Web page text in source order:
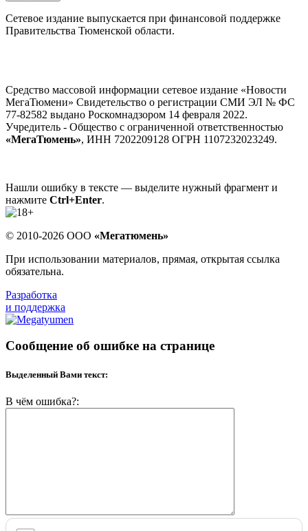
Сетевое издание выпускается при финансовой поддержке
Правительства Тюменской области.
Средство массовой информации сетевое издание «Новости
МегаТюмени» Свидетельство о регистрации СМИ ЭЛ № ФС
77-82582 выдано Роскомнадзором 14 февраля 2022.
Учредитель - Общество с ограниченной ответственностью
«МегаТюмень», ИНН 7202209128 ОГРН 1107232023249.
Нашли ошибку в тексте — выделите нужный фрагмент и
нажмите Ctrl+Enter.
© 2010-2026 ООО «Мегатюмень»
При использовании материалов, прямая, открытая ссылка
обязательна.
Разработка
и поддержка
Сообщение об ошибке на странице
Выделенный Вами текст:
В чём ошибка?: